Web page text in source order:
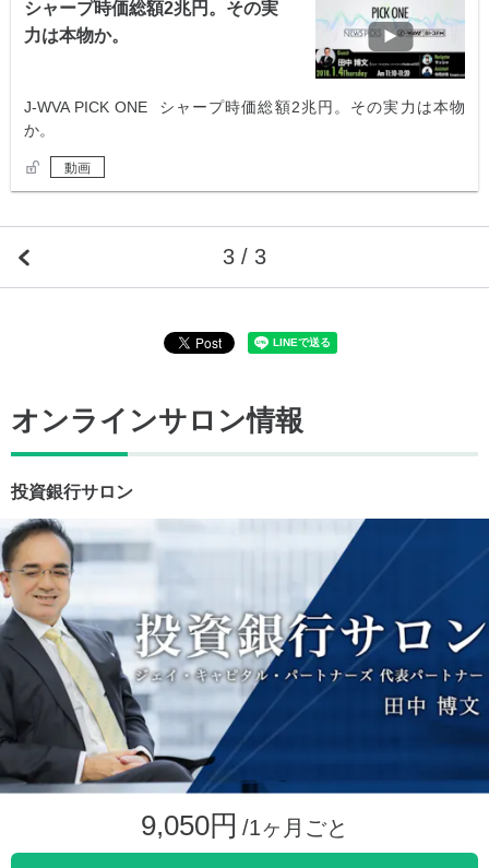
シャープ時価総額2兆円。その実
力は本物か。
J-WVA PICK ONE シャープ時価総額2兆円。その実力は本物
か。
動画
3 / 3
オンラインサロン情報
投資銀行サロン
9,050円 /1ヶ月ごと